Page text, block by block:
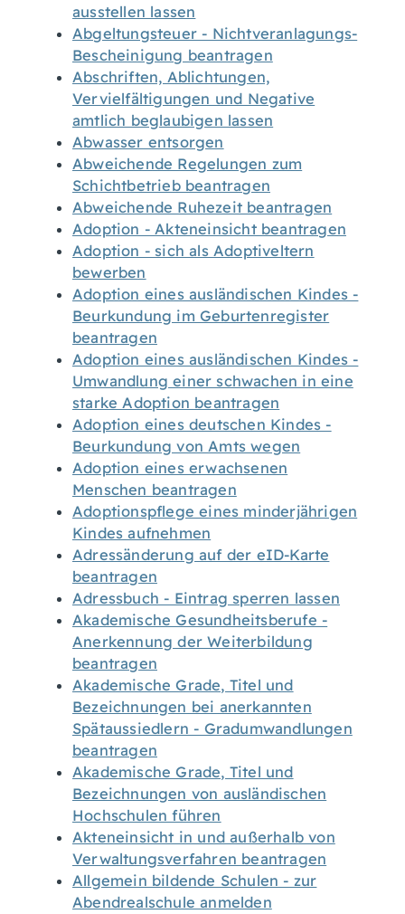
ausstellen lassen
Abgeltungsteuer - Nichtveranlagungs-
Bescheinigung beantragen
Abschriften, Ablichtungen,
Vervielfältigungen und Negative
amtlich beglaubigen lassen
Abwasser entsorgen
Abweichende Regelungen zum
Schichtbetrieb beantragen
Abweichende Ruhezeit beantragen
Adoption - Akteneinsicht beantragen
Adoption - sich als Adoptiveltern
bewerben
Adoption eines ausländischen Kindes -
Beurkundung im Geburtenregister
beantragen
Adoption eines ausländischen Kindes -
Umwandlung einer schwachen in eine
starke Adoption beantragen
Adoption eines deutschen Kindes -
Beurkundung von Amts wegen
Adoption eines erwachsenen
Menschen beantragen
Adoptionspflege eines minderjährigen
Kindes aufnehmen
Adressänderung auf der eID-Karte
beantragen
Adressbuch - Eintrag sperren lassen
Akademische Gesundheitsberufe -
Anerkennung der Weiterbildung
beantragen
Akademische Grade, Titel und
Bezeichnungen bei anerkannten
Spätaussiedlern - Gradumwandlungen
beantragen
Akademische Grade, Titel und
Bezeichnungen von ausländischen
Hochschulen führen
Akteneinsicht in und außerhalb von
Verwaltungsverfahren beantragen
Allgemein bildende Schulen - zur
Abendrealschule anmelden